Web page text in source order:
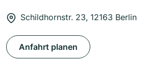
Schildhornstr. 23, 12163 Berlin
Anfahrt planen